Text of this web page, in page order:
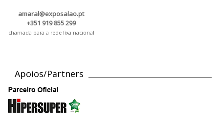
amaral@exposalao.pt
+351 919 855 299
chamada para a rede fixa nacional
Apoios/Partners